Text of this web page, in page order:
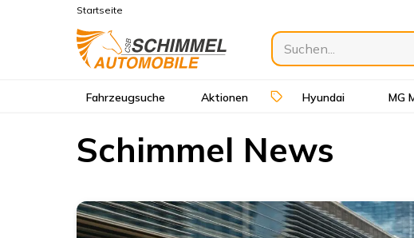
Startseite
Fahrzeugsuche Aktionen Hyundai MG
Schimmel News